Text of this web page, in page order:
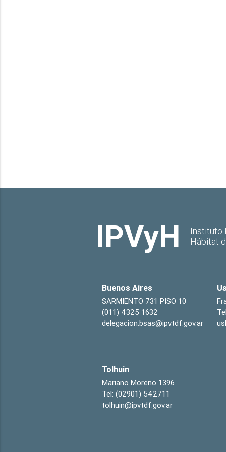
IPVyH
Instituto
Hábitat
Buenos Aires
SARMIENTO 731 PISO 10
(011) 4325 1632
delegacion.bsas@ipvtdf.gov.ar
Tolhuin
Mariano Moreno 1396
Tel: (02901) 542711
tolhuin@ipvtdf.gov.ar